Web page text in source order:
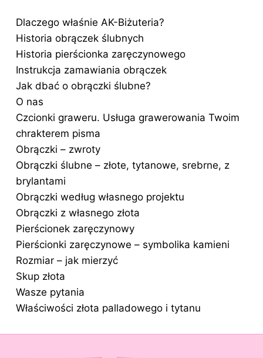
Dlaczego właśnie AK-Biżuteria?
Historia obrączek ślubnych
Historia pierścionka zaręczynowego
Instrukcja zamawiania obrączek
Jak dbać o obrączki ślubne?
O nas
Czcionki graweru. Usługa grawerowania Twoim
chrakterem pisma
Obrączki – zwroty
Obrączki ślubne – złote, tytanowe, srebrne, z
brylantami
Obrączki według własnego projektu
Obrączki z własnego złota
Pierścionek zaręczynowy
Pierścionki zaręczynowe – symbolika kamieni
Rozmiar – jak mierzyć
Skup złota
Wasze pytania
Właściwości złota palladowego i tytanu